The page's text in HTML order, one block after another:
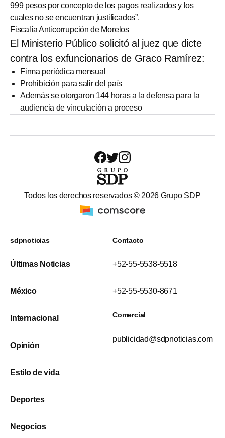
999 pesos por concepto de los pagos realizados y los
cuales no se encuentran justificados”.
Fiscalía Anticorrupción de Morelos
El Ministerio Público solicitó al juez que dicte
contra los exfuncionarios de Graco Ramírez:
Firma periódica mensual
Prohibición para salir del país
Además se otorgaron 144 horas a la defensa para la
audiencia de vinculación a proceso
Todos los derechos reservados © 2026 Grupo SDP
sdpnoticias
Últimas Noticias
México
Internacional
Opinión
Estilo de vida
Deportes
Negocios
Contacto
+52-55-5538-5518
+52-55-5530-8671
Comercial
publicidad@sdpnoticias.com